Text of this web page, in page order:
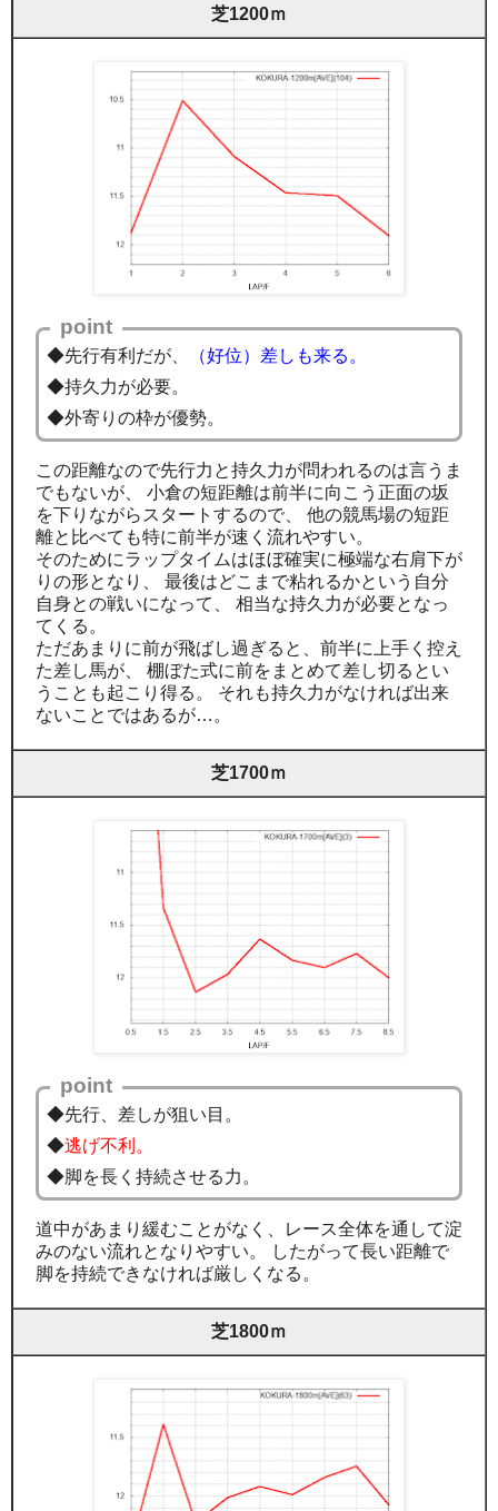
芝1200ｍ
point
◆先行有利だが、
（好位）差しも来る。
◆持久力が必要。
◆外寄りの枠が優勢。
この距離なので先行力と持久力が問われるのは言うま
でもないが、 小倉の短距離は前半に向こう正面の坂
を下りながらスタートするので、 他の競馬場の短距
離と比べても特に前半が速く流れやすい。
そのためにラップタイムはほぼ確実に極端な右肩下が
りの形となり、 最後はどこまで粘れるかという自分
自身との戦いになって、 相当な持久力が必要となっ
てくる。
ただあまりに前が飛ばし過ぎると、前半に上手く控え
た差し馬が、 棚ぼた式に前をまとめて差し切るとい
うことも起こり得る。 それも持久力がなければ出来
ないことではあるが…。
芝1700ｍ
point
◆先行、差しが狙い目。
◆逃げ不利。
◆脚を長く持続させる力。
道中があまり緩むことがなく、レース全体を通して淀
みのない流れとなりやすい。 したがって長い距離で
脚を持続できなければ厳しくなる。
芝1800ｍ